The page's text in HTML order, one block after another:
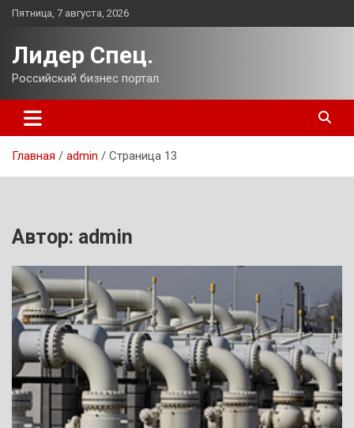
Перейти
Пятница, 7 августа, 2026
Лидер Спец.
Российский бизнес портал.
Главная admin Страница 13
Автор: admin